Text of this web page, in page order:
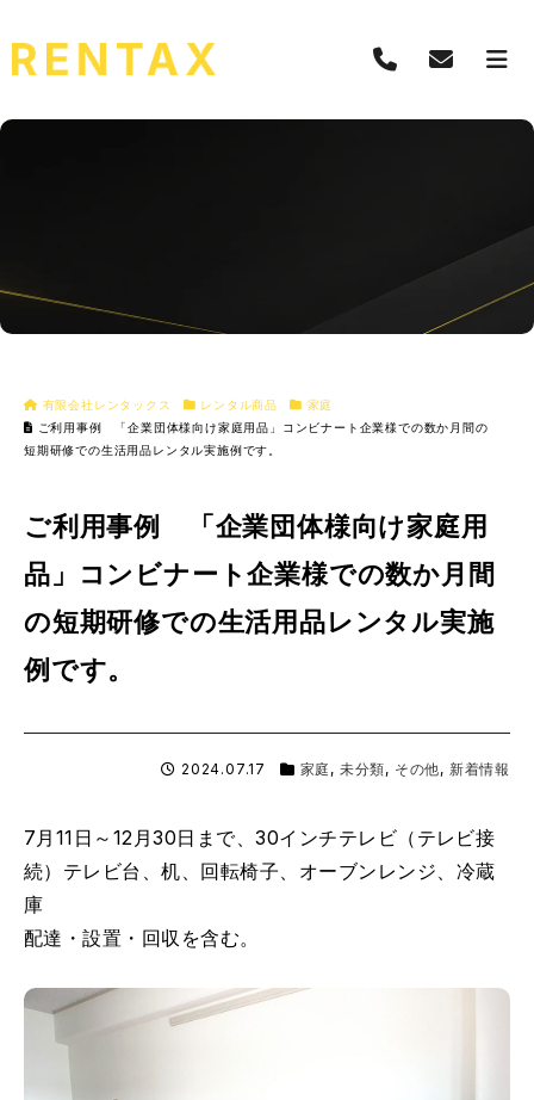
有限会社レンタックス レンタル商品
家庭
ご利用事例 「企業団体様向け家庭用品」コンビナート企業様での数か月間の
短期研修での生活用品レンタル実施例です。
ご利用事例 「企業団体様向け家庭用
品」コンビナート企業様での数か月間
の短期研修での生活用品レンタル実施
例です。
2024.07.17 家庭 , 未分類, その他, 新着情報
7月11日～12月30日まで、30インチテレビ（テレビ接
続）テレビ台、机、回転椅子、オーブンレンジ、冷蔵
庫
配達・設置・回収を含む。